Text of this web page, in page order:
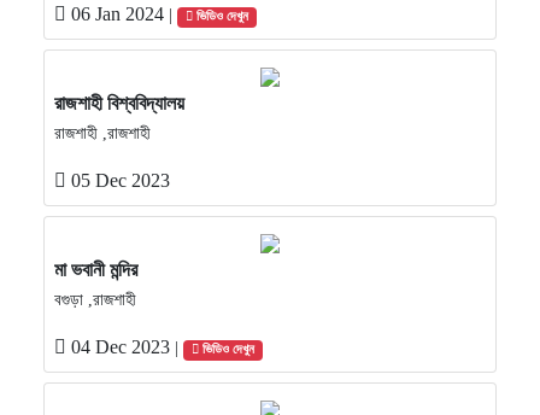
06 Jan 2024 ভিডিও দেখুন
রাজশাহী বিশ্ববিদ্যালয়
রাজশাহী ,রাজশাহী
05 Dec 2023
মা ভবানী মন্দির
বগুড়া ,রাজশাহী
04 Dec 2023 ভিডিও দেখুন